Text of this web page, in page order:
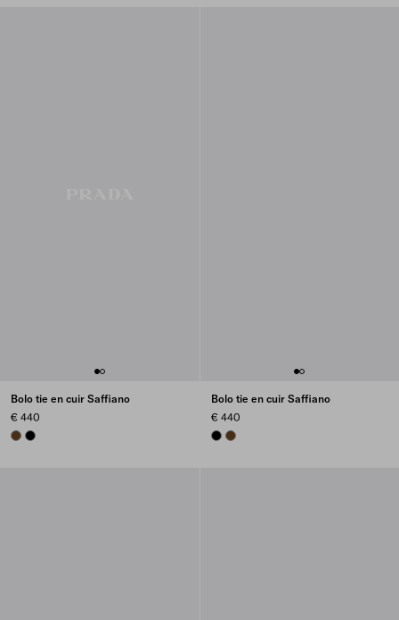
Bolo tie en cuir Saffiano
€ 440
LIGHT TAN
BLACK
Bolo tie en cuir Saffiano
€ 440
BLACKLIGHT TAN